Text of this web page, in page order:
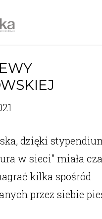
dzięki
w sieci” miała
kilka spośród
przez siebie